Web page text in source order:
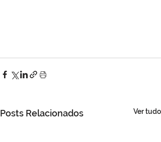
Posts Relacionados Ver tudo